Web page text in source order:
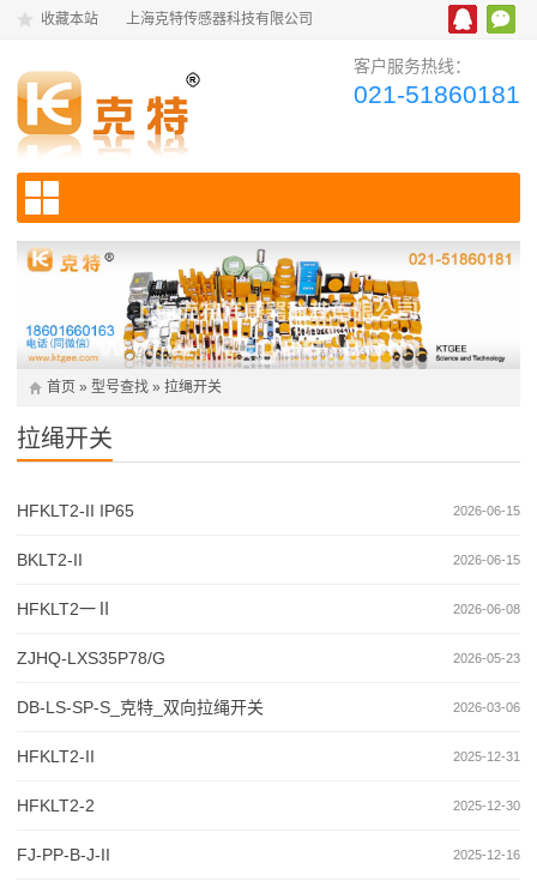
收藏本站 上海克特传感器科技有限公司
客户服务热线：
021-51860181
首页 » 型号查找 » 拉绳开关
拉绳开关
2026-06-15
HFKLT2‑II IP65
2026-06-15
BKLT2-II
2026-06-08
HFKLT2一Ⅱ
2026-05-23
ZJHQ-LXS35P78/G
2026-03-06
DB-LS-SP-S_克特_双向拉绳开关
2025-12-31
HFKLT2-II
2025-12-30
HFKLT2-2
2025-12-16
FJ-PP-B-J-II